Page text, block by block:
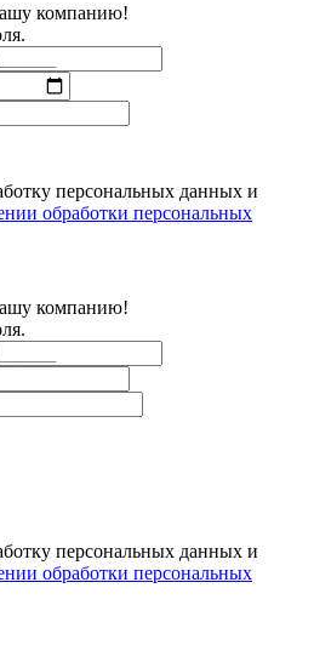
компанию!
персональных данных и
обработки персональных
компанию!
персональных данных и
обработки персональных